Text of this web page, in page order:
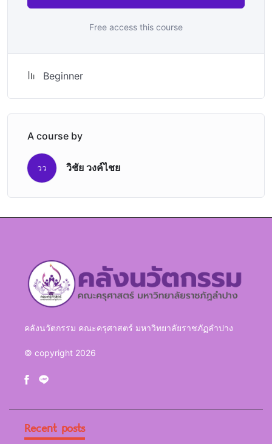
Free access this course
Beginner
A course by
วว วิชัย วงค์ไชย
คลังนวัตกรรม คณะครุศาสตร์ มหาวิทยาลัยราชภัฏลำปาง
© copyright 2026
Recent posts